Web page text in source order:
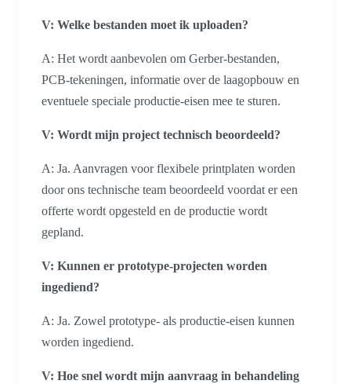
V: Welke bestanden moet ik uploaden?
A: Het wordt aanbevolen om Gerber-bestanden,
PCB-tekeningen, informatie over de laagopbouw en
eventuele speciale productie-eisen mee te sturen.
V: Wordt mijn project technisch beoordeeld?
A: Ja. Aanvragen voor flexibele printplaten worden
door ons technische team beoordeeld voordat er een
offerte wordt opgesteld en de productie wordt
gepland.
V: Kunnen er prototype-projecten worden
ingediend?
A: Ja. Zowel prototype- als productie-eisen kunnen
worden ingediend.
V: Hoe snel wordt mijn aanvraag in behandeling